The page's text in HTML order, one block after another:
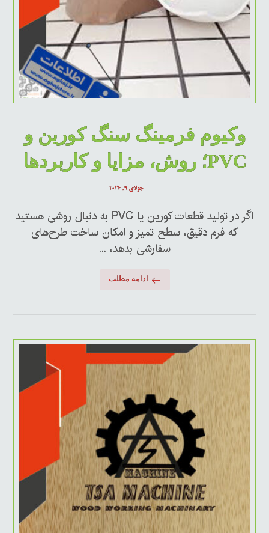
وکیوم فرمینگ سنگ کورین و
PVC؛ روش، مزایا و کاربردها
جولای ۹, ۲۰۲۶
اگر در تولید قطعات کورین یا PVC به دنبال روشی هستید
که فرم دقیق، سطح تمیز و امکان ساخت طرح‌های
سفارشی بدهد، ...
ادامه مطلب